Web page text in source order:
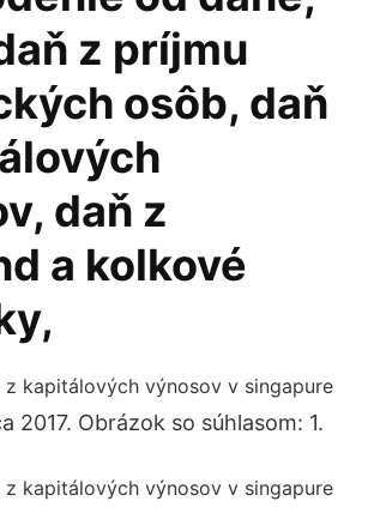
z príjmu
osôb, daň
daň z
a kolkové
2017. Obrázok so súhlasom: 1.